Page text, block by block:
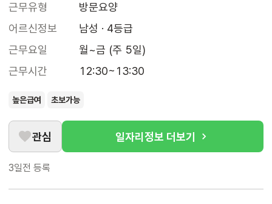
근무유형
방문요양
어르신정보
남성 · 4등급
근무요일
월~금 (주 5일)
근무시간
12:30~13:30
높은급여 초보가능
관심 일자리정보 더보기
3일전 등록